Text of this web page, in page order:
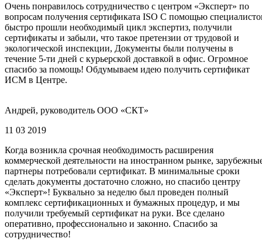
Очень понравилось сотрудничество с центром «Эксперт» по
вопросам получения сертификата ISO С помощью
быстро прошли необходимый цикл экспертиз, получили
сертификаты и забыли, что такое претензии от трудовой и
экологической инспекции, Документы были получены в
течение 5-ти дней с курьерской доставкой в офис. Огромное
спасибо за помощь! Обдумываем идею получить сертификат
ИСМ в Центре.
Андрей, руководитель ООО «СКТ»
11 03 2019
Когда возникла срочная необходимость расширения
коммерческой деятельности на иностранном рынке,
партнеры потребовали сертификат. В минимальные сроки
сделать документы достаточно сложно, но спасибо центру
«Эксперт»! Буквально за неделю был проведен полный
комплекс сертификационных и бумажных процедур, и мы
получили требуемый сертификат на руки. Все сделано
оперативно, профессионально и законно. Спасибо за
сотрудничество!